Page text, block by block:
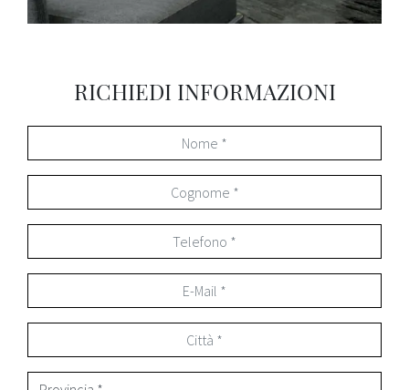
RICHIEDI INFORMAZIONI